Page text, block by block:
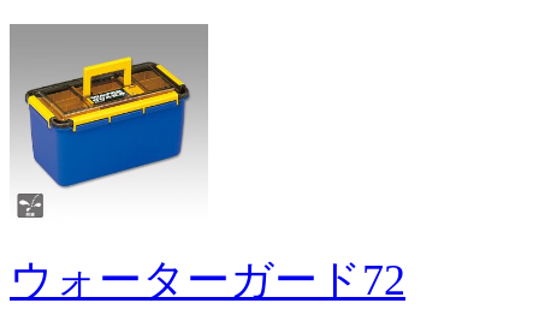
ウォーターガード72